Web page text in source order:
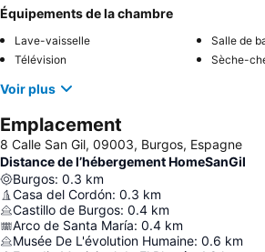
Équipements de la chambre
Lave-vaisselle
Salle de
Télévision
Sèche-
Voir plus
Emplacement
8 Calle San Gil, 09003, Burgos, Espagne
Distance de l’hébergement HomeSanGil
Burgos: 0.3 km
Casa del Cordón: 0.3 km
Castillo de Burgos: 0.4 km
Arco de Santa María: 0.4 km
Musée De L'évolution Humaine: 0.6 km